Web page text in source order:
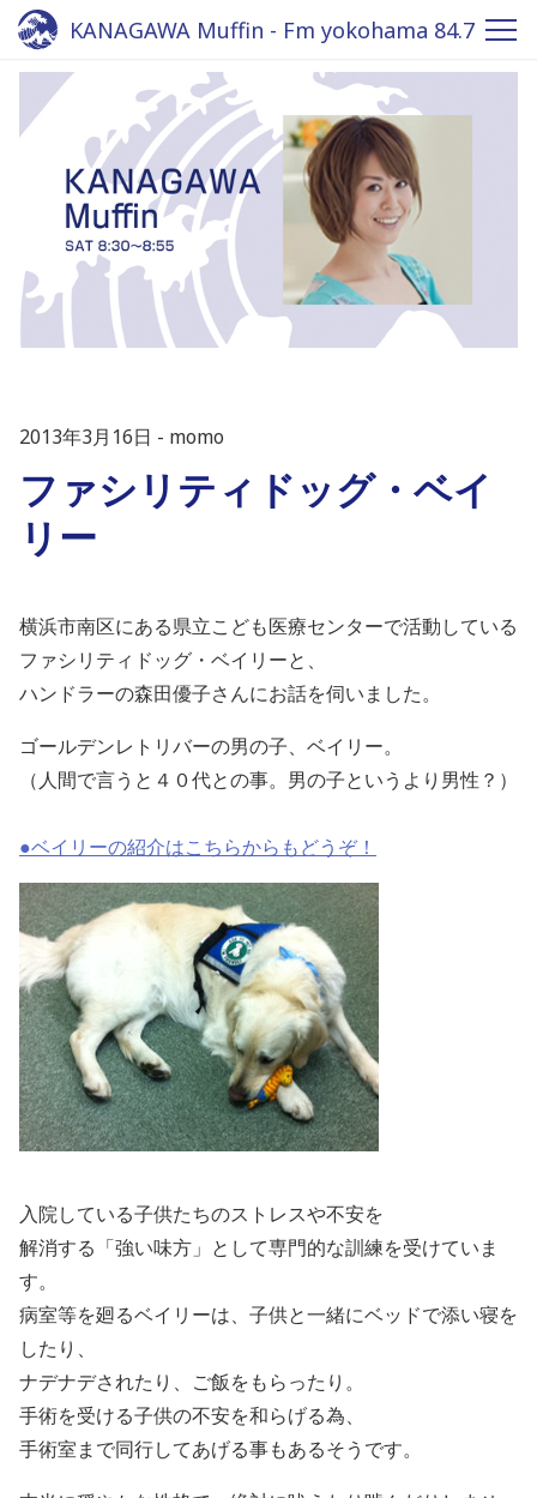
KANAGAWA Muffin - Fm yokohama 84.7
2013年3月16日 momo
ファシリティドッグ・ベイ
リー
横浜市南区にある県立こども医療センターで活動している
ファシリティドッグ・ベイリーと、
ハンドラーの森田優子さんにお話を伺いました。
ゴールデンレトリバーの男の子、ベイリー。
（人間で言うと４０代との事。男の子というより男性？）
●ベイリーの紹介はこちらからもどうぞ！
入院している子供たちのストレスや不安を
解消する「強い味方」として専門的な訓練を受けていま
す。
病室等を廻るベイリーは、子供と一緒にベッドで添い寝を
したり、
ナデナデされたり、ご飯をもらったり。
手術を受ける子供の不安を和らげる為、
手術室まで同行してあげる事もあるそうです。